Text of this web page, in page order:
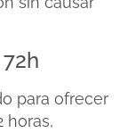
para ofrecer
horas,